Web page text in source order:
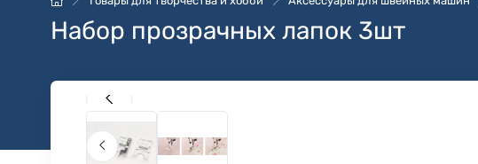
Набор прозрачных лапок 3шт